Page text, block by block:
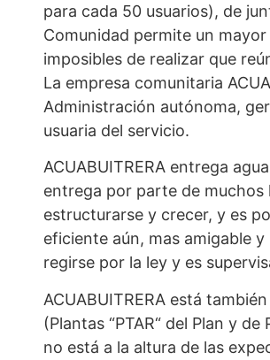
para cada 50 usuarios), de
Comunidad permite un
imposibles de realizar que
La empresa comunitaria
Administración autónoma,
usuaria del servicio.
ACUABUITRERA entrega
entrega por parte de muchos
estructurarse y crecer, y es
eficiente aún, mas amigable
regirse por la ley y es
ACUABUITRERA está
(Plantas “PTAR“ del Plan y
no está a la altura de las